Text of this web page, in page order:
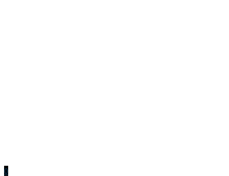
0